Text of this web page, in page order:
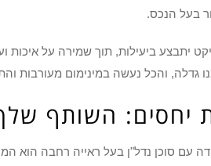
בעל הנכס.
יתבצע ביעילות, תוך שמירה על איכות
גדלה, והכל נעשה במינימום מעורבות
יחסים: השותף
עם סוכן נדל"ן בעל ראייה רחבה הוא